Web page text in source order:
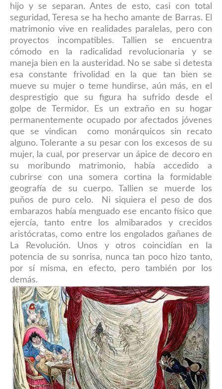
hijo y se separan. Antes de esto, casi con total
seguridad, Teresa se ha hecho amante de Barras. El
matrimonio vive en realidades paralelas, pero con
proyectos incompatibles. Tallien se encuentra
cómodo en la radicalidad revolucionaria y se
maneja bien en la austeridad. No se sabe si detesta
esa constante frivolidad en la que tan bien se
mueve su mujer o teme hundirse, aún más, en el
desprestigio que su figura ha sufrido desde el
golpe de Termidor. Es un extraño en su hogar
permanentemente ocupado por afectados jóvenes
que se vindican como monárquicos sin recato
alguno. Tolerante a su pesar con los excesos de su
mujer, la cual, por preservar un ápice de decoro en
su moribundo matrimonio, había accedido a
cubrirse con una somera cortina la formidable
geografía de su cuerpo. Tallien se muerde los
puños de puro celo. Ni siquiera el peso de dos
embarazos había menguado ese encanto físico que
ejercía, tanto entre los almibarados y crecidos
aristócratas, como entre los engolados gañanes de
La Revolución. Unos y otros coincidían en la
potencia de su sonrisa, nunca tan poco hizo tanto,
por sí misma, en efecto, pero también por los
demás.